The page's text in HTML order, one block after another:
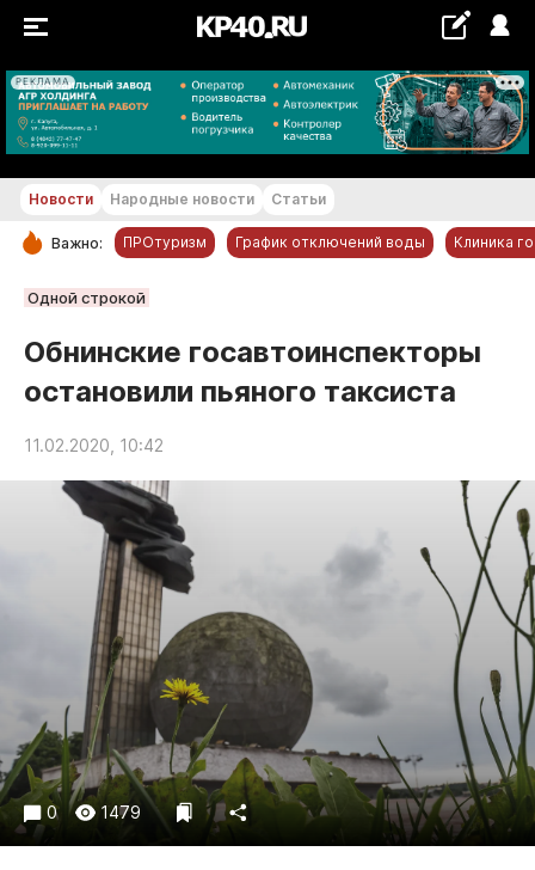
РЕКЛАМА
+21...+22 °С
РУБРИКИ
Статьи
Народные новости
Авто и транспорт
Благоустройство
Криминал
Культура
Недвижимость и ЖКХ
Образование
Общество
Погода
Праздники
Происшествия
Новости Народные новости Статьи
Важно: ПРОтуризм График отключений воды Клиника
Одной строкой
Обнинские госавтоинспекторы
остановили пьяного таксиста
11.02.2020, 10:42
0 1479